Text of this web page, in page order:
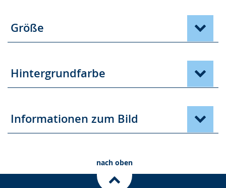
Größe
Hintergrundfarbe
Informationen zum Bild
nach oben